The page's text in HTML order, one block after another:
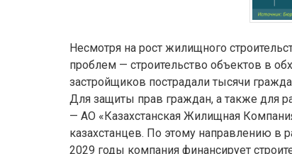
Несмотря на рост жилищного
проблем — строительство объектов в
застройщиков пострадали тысячи
Для защиты прав граждан, а также для
— АО «Казахстанская Жилищная
казахстанцев. По этому направлению в
2029 годы компания финансирует